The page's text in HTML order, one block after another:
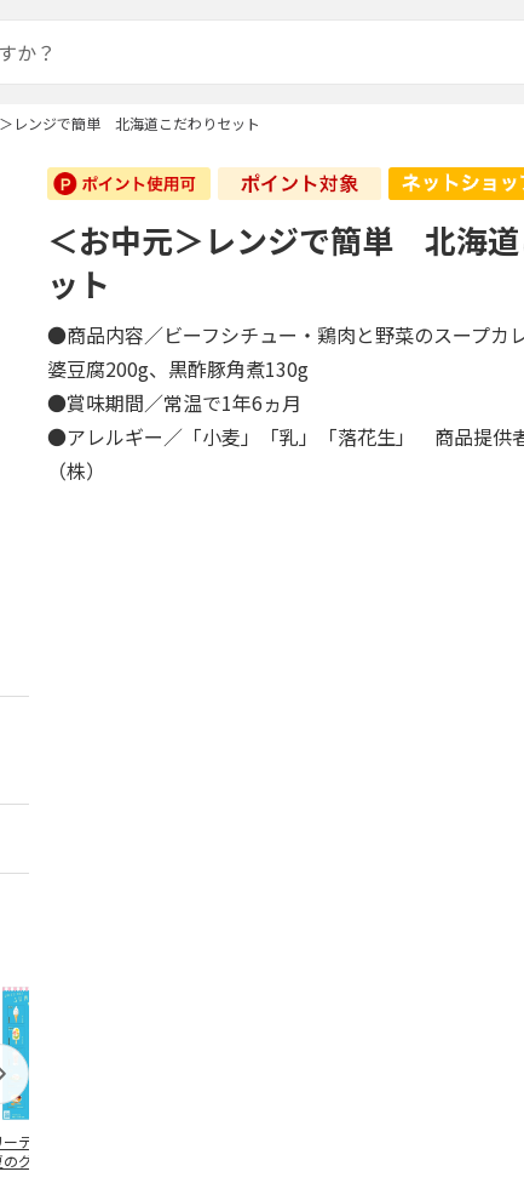
レンジで簡単 北海道こだわりセット
ーティング切
グリーティ
＜お中元＞レンジで簡単 北海
ット
●商品内容／ビーフシチュー・鶏肉と野菜のスープ
婆豆腐200g、黒酢豚角煮130g
●賞味期間／常温で1年6ヵ月
●アレルギー／「小麦」「乳」「落花生」 商品提供
（株）